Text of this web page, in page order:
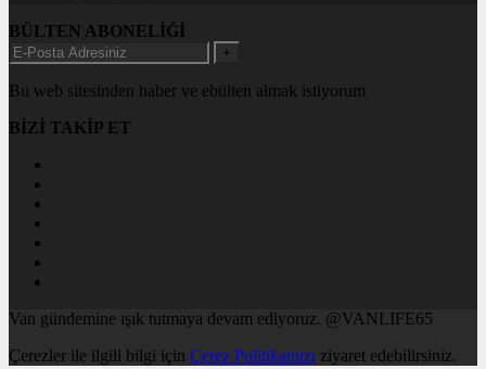
BÜLTEN ABONELİĞİ
+
Bu web sitesinden haber ve ebülten almak istiyorum
BİZİ TAKİP ET
Van gündemine ışık tutmaya devam ediyoruz. @VANLIFE65
Çerezler ile ilgili bilgi için Çerez Politikamızı ziyaret edebilirsiniz.